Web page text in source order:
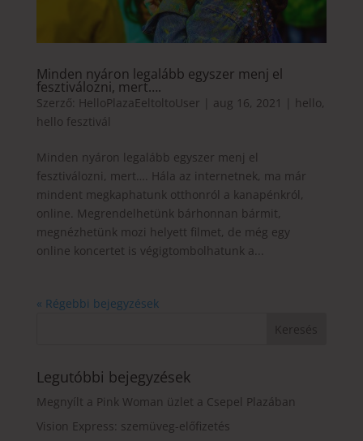
Minden nyáron legalább egyszer menj el
fesztiválozni, mert….
Szerző: HelloPlazaEeltoltoUser aug 16, 2021 hello,
hello fesztivál
Minden nyáron legalább egyszer menj el
fesztiválozni, mert…. Hála az internetnek, ma már
mindent megkaphatunk otthonról a kanapénkról,
online. Megrendelhetünk bárhonnan bármit,
megnézhetünk mozi helyett filmet, de még egy
online koncertet is végigtombolhatunk a...
« Régebbi bejegyzések
Legutóbbi bejegyzések
Megnyílt a Pink Woman üzlet a Csepel Plazában
Vision Express: szemüveg-előfizetés